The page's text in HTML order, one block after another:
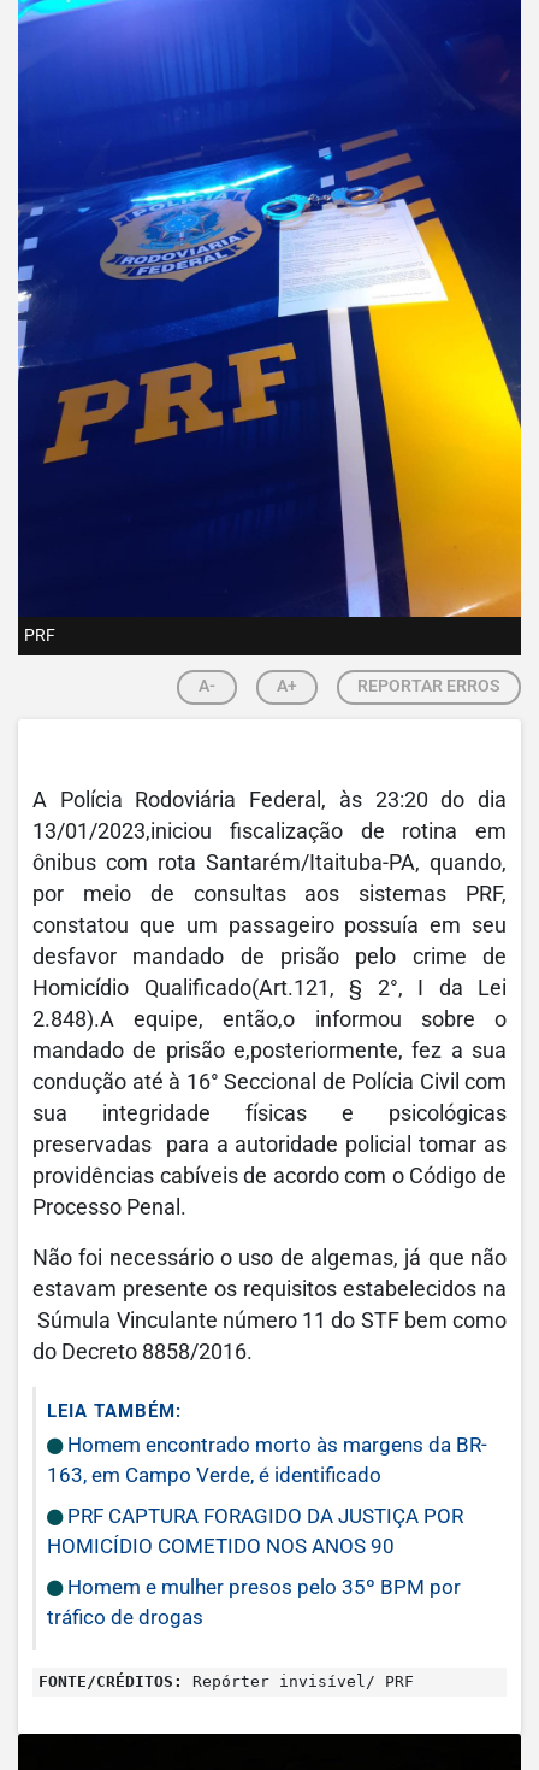
PRF
A- A+ REPORTAR ERROS
A Polícia Rodoviária Federal, às 23:20 do dia
13/01/2023,iniciou fiscalização de rotina em
ônibus com rota Santarém/Itaituba-PA, quando,
por meio de consultas aos sistemas PRF,
constatou que um passageiro possuía em seu
desfavor mandado de prisão pelo crime de
Homicídio Qualificado(Art.121, § 2°, I da Lei
2.848).A equipe, então,o informou sobre o
mandado de prisão e,posteriormente, fez a sua
condução até à 16° Seccional de Polícia Civil com
sua integridade físicas e psicológicas
preservadas para a autoridade policial tomar as
providências cabíveis de acordo com o Código de
Processo Penal.
Não foi necessário o uso de algemas, já que não
estavam presente os requisitos estabelecidos na
Súmula Vinculante número 11 do STF bem como
do Decreto 8858/2016.
LEIA TAMBÉM:
Homem encontrado morto às margens da BR-
163, em Campo Verde, é identificado
PRF CAPTURA FORAGIDO DA JUSTIÇA POR
HOMICÍDIO COMETIDO NOS ANOS 90
Homem e mulher presos pelo 35º BPM por
tráfico de drogas
FONTE/CRÉDITOS: Repórter invisível/ PRF